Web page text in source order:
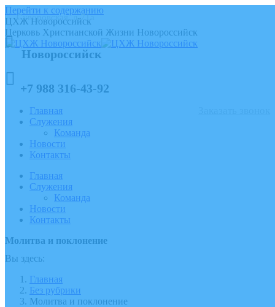
Перейти к содержанию
ЦХЖ Новороссийск
Церковь Христианской Жизни Новороссийск
Новороссийск
Суворовская, д.71а
+7 988 316-43-92
Главная
Служения
Команда
Новости
Контакты
Главная
Служения
Команда
Новости
Контакты
Молитва и поклонение
Вы здесь:
Главная
Без рубрики
Молитва и поклонение